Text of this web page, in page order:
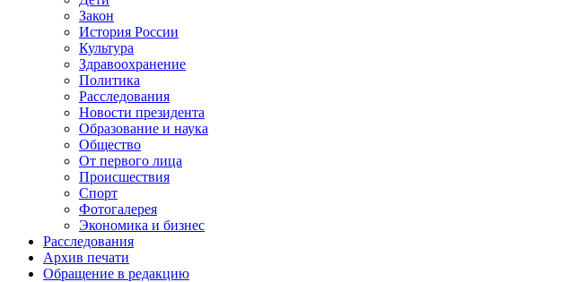
Закон
История России
Культура
Здравоохранение
Политика
Расследования
Новости президента
Образование и наука
Общество
От первого лица
Происшествия
Спорт
Фотогалерея
Экономика и бизнес
Расследования
Архив печати
Обращение в редакцию